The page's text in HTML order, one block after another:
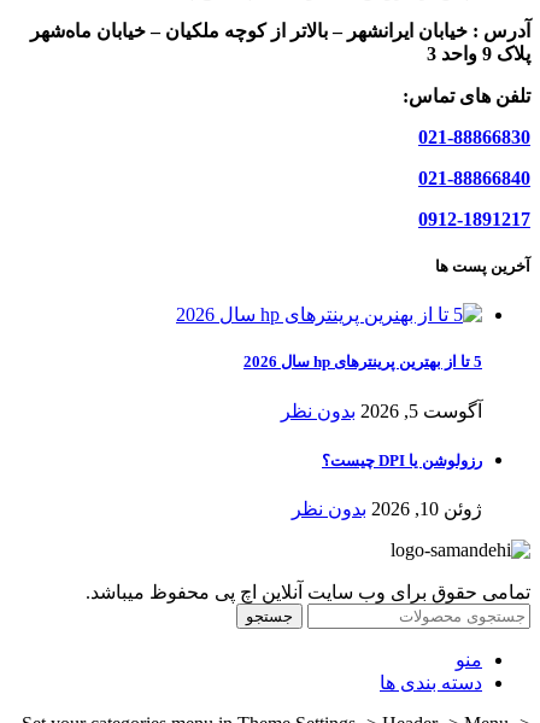
آدرس : خیابان ایرانشهر – بالاتر از کوچه ملکیان – خیابان ماه‌شهر
پلاک 9 واحد 3
تلفن های تماس:
021-88866830
021-88866840
0912-1891217
آخرین پست ها
5 تا از بهترین پرینترهای hp سال 2026
آگوست 5, 2026 بدون نظر
رزولوشن یا DPI چیست؟
ژوئن 10, 2026 بدون نظر
تمامی حقوق برای وب سایت آنلاین اچ پی محفوظ میباشد.
جستجو
منو
دسته بندی ها